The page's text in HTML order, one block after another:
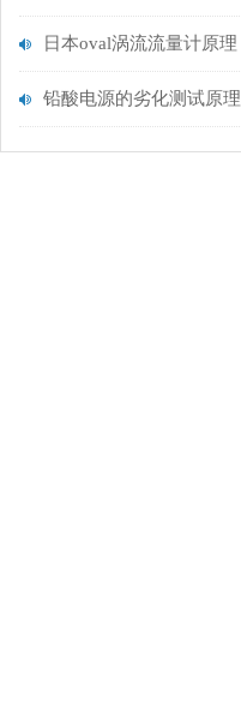
日本oval涡流流量计原理
铅酸电源的劣化测试原理